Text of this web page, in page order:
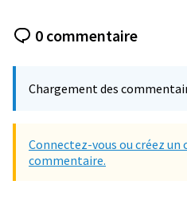
0 commentaire
Chargement des
Connectez-vous ou créez
commentaire.